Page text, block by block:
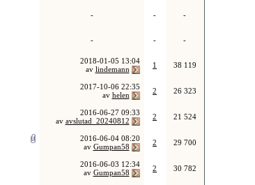
- - -
- - -
2018-01-05 13:04
av lindemann 1 38 119
2017-10-06 22:35
av helen 2 26 323
2016-06-27 09:33
av avslutad_20240812 2 21 524
2016-06-04 08:20
av Gumpan58 2 29 700
2016-06-03 12:34
av Gumpan58 2 30 782